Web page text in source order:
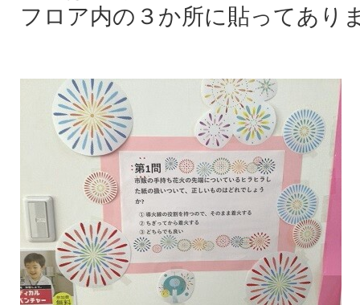
フロア内の３か所に貼ってあり